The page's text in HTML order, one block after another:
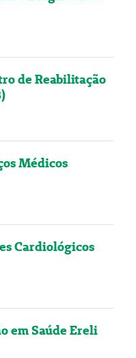
de Reabilitação
Médicos
Cardiológicos
em Saúde Ereli